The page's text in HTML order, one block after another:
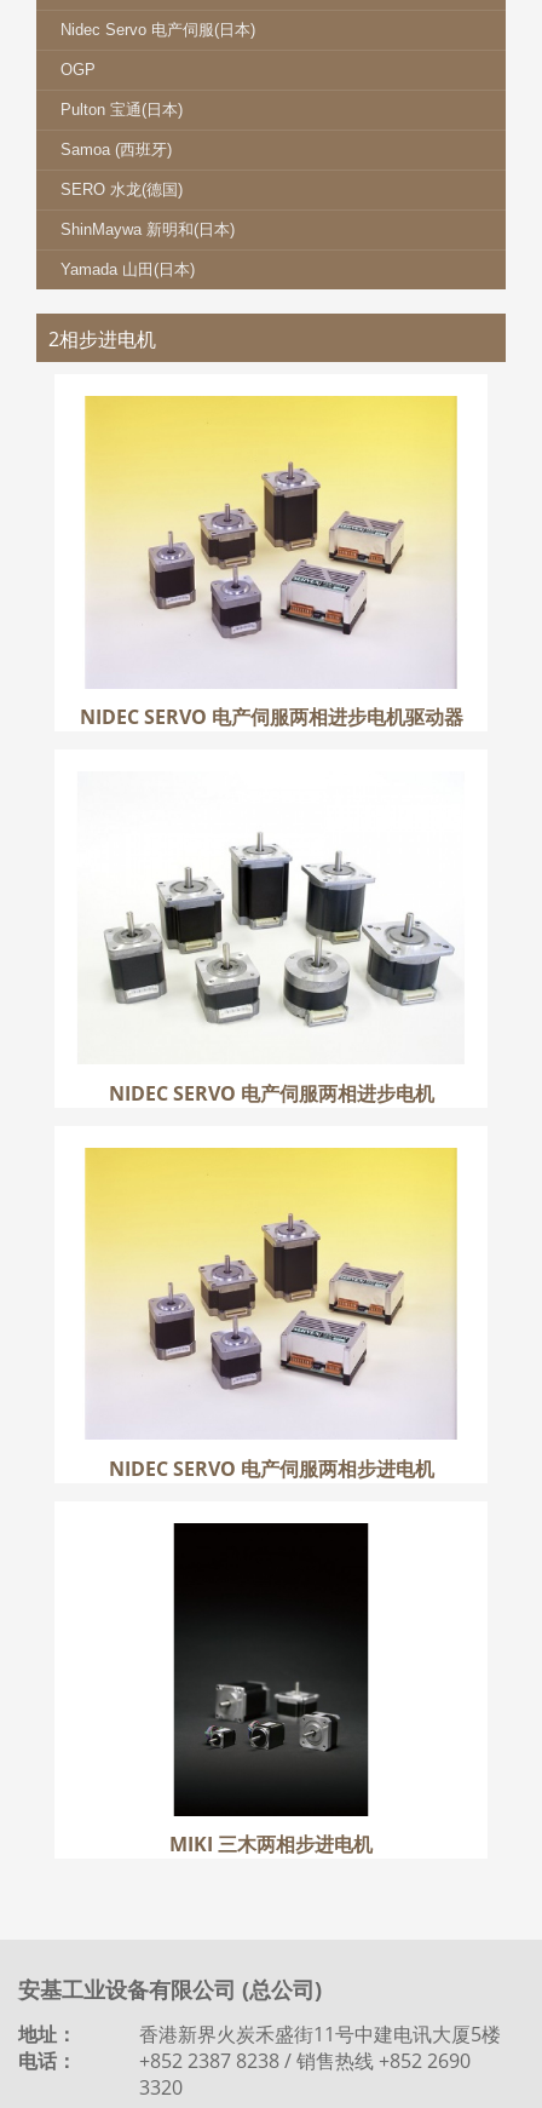
Nidec Servo 电产伺服(日本)
OGP
Pulton 宝通(日本)
Samoa (西班牙)
SERO 水龙(德国)
ShinMaywa 新明和(日本)
Yamada 山田(日本)
2相步进电机
NIDEC SERVO 电产伺服两相进步电机驱动器
更多
NIDEC SERVO 电产伺服两相进步电机
更多
NIDEC SERVO 电产伺服两相步进电机
更多
MIKI 三木两相步进电机
安基工业设备有限公司 (总公司)
地址：
香港新界火炭禾盛街11号中建电讯大厦5楼
电话：
+852 2387 8238 / 销售热线 +852 2690
3320